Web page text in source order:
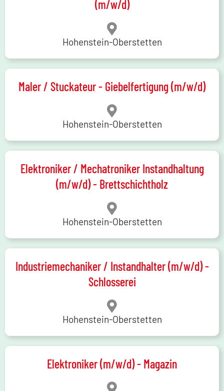
(m/w/d)
Hohenstein-Oberstetten
Maler / Stuckateur - Giebelfertigung (m/w/d)
Hohenstein-Oberstetten
Elektroniker / Mechatroniker Instandhaltung
(m/w/d) - Brettschichtholz
Hohenstein-Oberstetten
Industriemechaniker / Instandhalter (m/w/d) -
Schlosserei
Hohenstein-Oberstetten
Elektroniker (m/w/d) - Magazin